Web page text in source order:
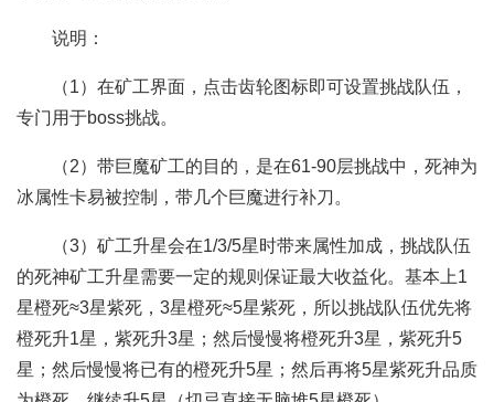
说明：
（1）在矿工界面，点击齿轮图标即可设置挑战队伍，
专门用于boss挑战。
（2）带巨魔矿工的目的，是在61-90层挑战中，死神为
冰属性卡易被控制，带几个巨魔进行补刀。
（3）矿工升星会在1/3/5星时带来属性加成，挑战队伍
的死神矿工升星需要一定的规则保证最大收益化。基本上1
星橙死≈3星紫死，3星橙死≈5星紫死，所以挑战队伍优先将
橙死升1星，紫死升3星；然后慢慢将橙死升3星，紫死升5
星；然后慢慢将已有的橙死升5星；然后再将5星紫死升品质